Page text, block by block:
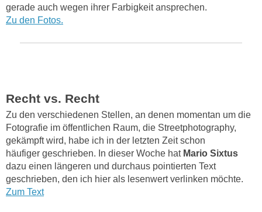
gerade auch wegen ihrer Farbigkeit ansprechen.
Zu den Fotos.
Recht vs. Recht
Zu den verschiedenen Stellen, an denen momentan um die
Fotografie im öffentlichen Raum, die Streetphotography,
gekämpft wird, habe ich in der letzten Zeit schon
häufiger geschrieben. In dieser Woche hat Mario Sixtus
dazu einen längeren und durchaus pointierten Text
geschrieben, den ich hier als lesenwert verlinken möchte.
Zum Text